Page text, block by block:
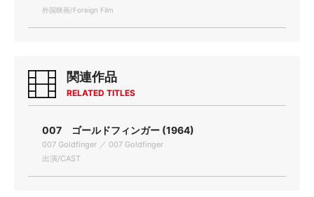
外国映画/Foreign Film
関連作品
RELATED TITLES
007 ゴールドフィンガー (1964)
007 Goldfinger ／ 007 Goldfinger
出演/CAST